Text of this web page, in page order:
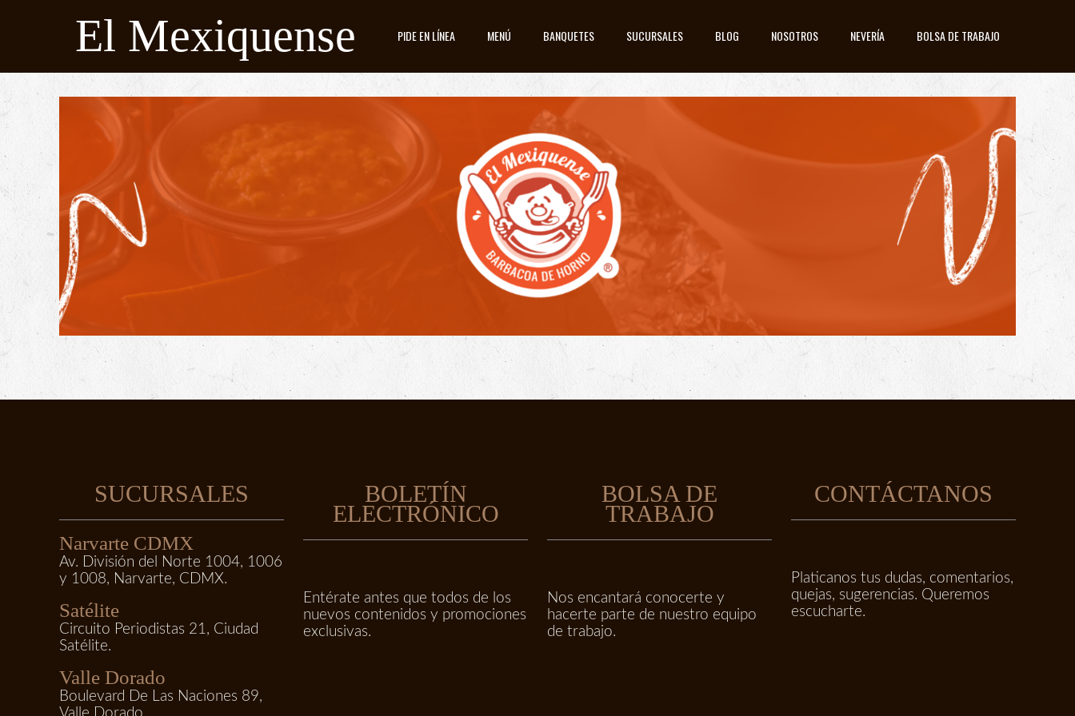
El Mexiquense PIDE EN LÍNEA MENÚ BANQUETES SUCURSALES BLOG NOSOTROS NEVERÍA BOLSA DE TRABAJO
SUCURSALES
Narvarte CDMX
Av. División del Norte 1004, 1006
y 1008, Narvarte, CDMX.
Satélite
Circuito Periodistas 21, Ciudad
Satélite.
Valle Dorado
Boulevard De Las Naciones 89,
BOLETÍN
ELECTRÓNICO
Entérate antes que todos de los
nuevos contenidos y promociones
exclusivas.
BOLSA DE
TRABAJO
Nos encantará conocerte y
hacerte parte de nuestro equipo
de trabajo.
CONTÁCTANOS
Platicanos tus dudas, comentarios,
quejas, sugerencias. Queremos
escucharte.